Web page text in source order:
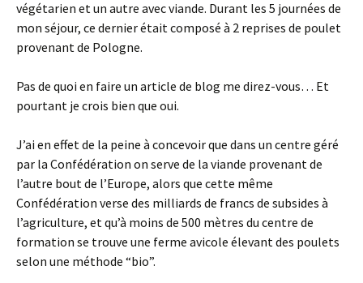
végétarien et un autre avec viande. Durant les 5 journées de
mon séjour, ce dernier était composé à 2 reprises de poulet
provenant de Pologne.
Pas de quoi en faire un article de blog me direz-vous… Et
pourtant je crois bien que oui.
J’ai en effet de la peine à concevoir que dans un centre géré
par la Confédération on serve de la viande provenant de
l’autre bout de l’Europe, alors que cette même
Confédération verse des milliards de francs de subsides à
l’agriculture, et qu’à moins de 500 mètres du centre de
formation se trouve une ferme avicole élevant des poulets
selon une méthode “bio”.